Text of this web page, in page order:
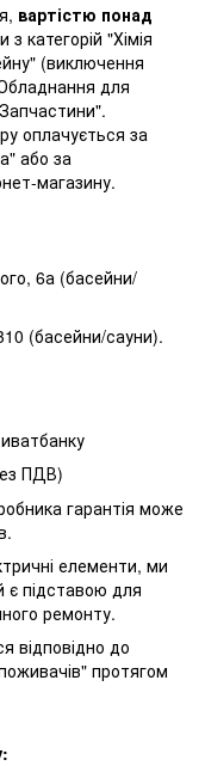
вартістю понад
категорій "Хімія
(виключення
для
оплачується за
або за
магазину.
6а (басейни/
(басейни/сауни).
ПДВ)
гарантія може
елементи, ми
є підставою для
ремонту.
відповідно до
протягом